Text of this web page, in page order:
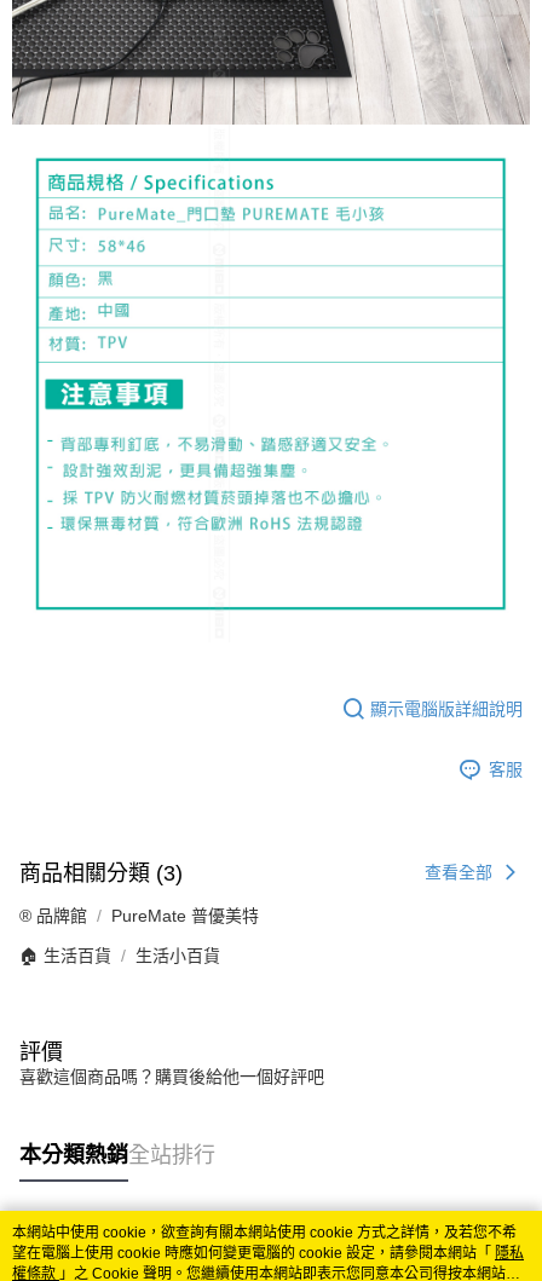
顯示電腦版詳細說明
客服
商品相關分類 (3) 查看全部
®️ 品牌館 PureMate 普優美特
🏠 生活百貨 生活小百貨
評價
喜歡這個商品嗎？購買後給他一個好評吧
本分類熱銷全站排行
熱門標籤
本網站中使用 cookie，欲查詢有關本網站使用 cookie 方式之詳情，及若您不希
望在電腦上使用 cookie 時應如何變更電腦的 cookie 設定，請參閱本網站「 隱私
權條款 」之 Cookie 聲明。您繼續使用本網站即表示您同意本公司得按本網站使